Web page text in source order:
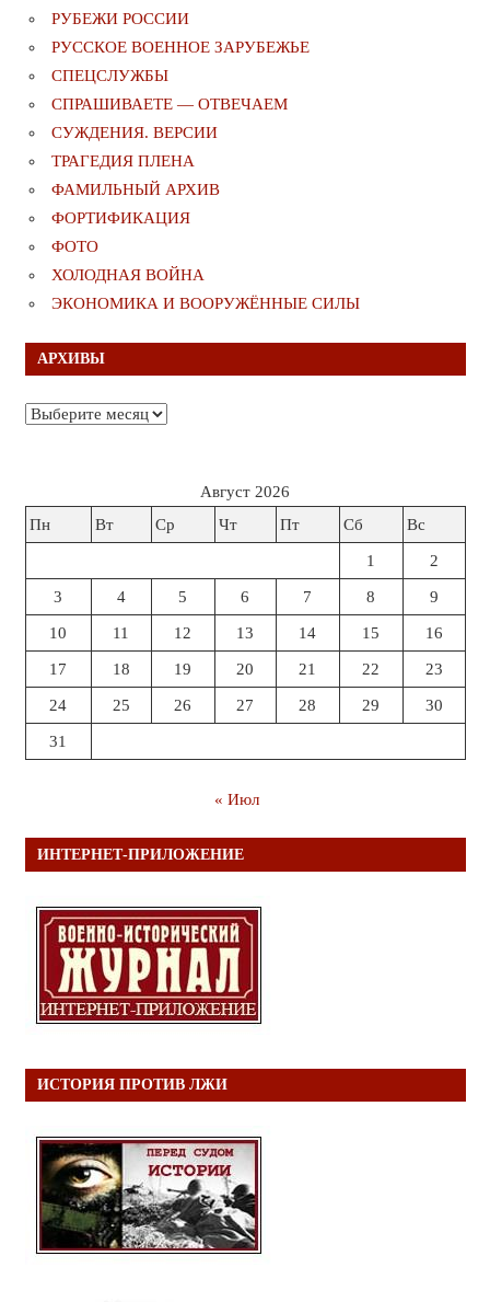
РУБЕЖИ РОССИИ
РУССКОЕ ВОЕННОЕ ЗАРУБЕЖЬЕ
СПЕЦСЛУЖБЫ
СПРАШИВАЕТЕ — ОТВЕЧАЕМ
СУЖДЕНИЯ. ВЕРСИИ
ТРАГЕДИЯ ПЛЕНА
ФАМИЛЬНЫЙ АРХИВ
ФОРТИФИКАЦИЯ
ФОТО
ХОЛОДНАЯ ВОЙНА
ЭКОНОМИКА И ВООРУЖЁННЫЕ СИЛЫ
АРХИВЫ
Архивы
Август 2026
Пн
Вт Ср Чт Пт Сб Вс
1 2
3 4 5 6 7 8 9
10 11 12 13 14 15 16
17 18 19 20 21 22 23
24 25 26 27 28 29 30
31
« Июл
ИНТЕРНЕТ-ПРИЛОЖЕНИЕ
ИСТОРИЯ ПРОТИВ ЛЖИ